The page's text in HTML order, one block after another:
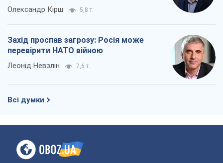
Олександр Кірш 5,8 т.
Захід проспав загрозу: Росія може
перевірити НАТО війною
Леонід Невзлін 7,6 т.
Всі думки